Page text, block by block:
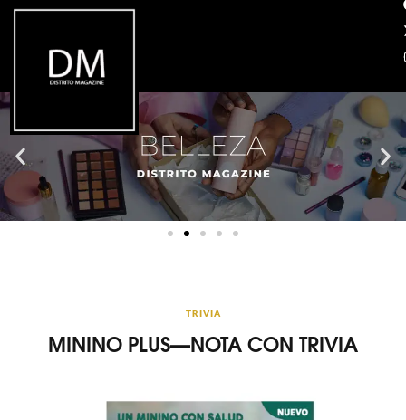
TRIVIA
MININO PLUS—NOTA CON TRIVIA